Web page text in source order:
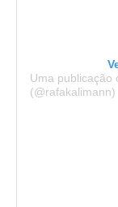
Uma publicação
(@rafakalimann)